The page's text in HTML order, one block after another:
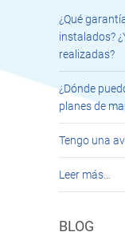
¿Qué
instalados?
realizadas?
¿Dónde
planes de
Tengo una
Leer más…
BLOG